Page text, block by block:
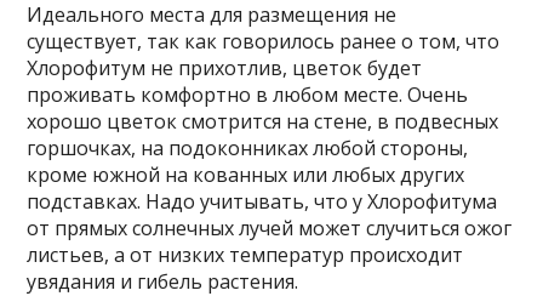
Идеального места для размещения не
существует, так как говорилось ранее о том, что
Хлорофитум не прихотлив, цветок будет
проживать комфортно в любом месте. Очень
хорошо цветок смотрится на стене, в подвесных
горшочках, на подоконниках любой стороны,
кроме южной на кованных или любых других
подставках. Надо учитывать, что у Хлорофитума
от прямых солнечных лучей может случиться ожог
листьев, а от низких температур происходит
увядания и гибель растения.